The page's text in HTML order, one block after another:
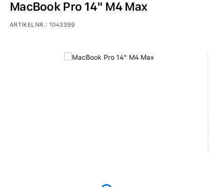
Bildergalerie überspringen
MacBook Pro 14" M4 Max
ARTIKELNR.:1043399